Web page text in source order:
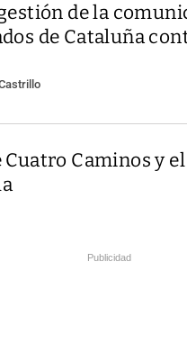
de la
de Cataluña
Cuatro Caminos y
Publicidad